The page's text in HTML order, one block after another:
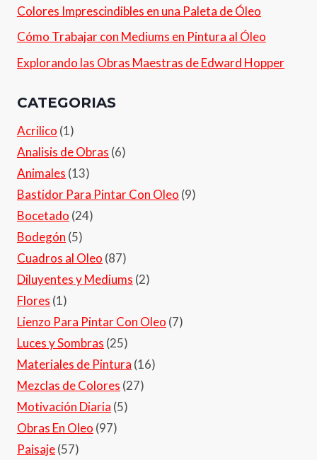
Colores Imprescindibles en una Paleta de Óleo
Cómo Trabajar con Mediums en Pintura al Óleo
Explorando las Obras Maestras de Edward Hopper
CATEGORIAS
Acrilico (1)
Analisis de Obras (6)
Animales (13)
Bastidor Para Pintar Con Oleo (9)
Bocetado (24)
Bodegón (5)
Cuadros al Oleo (87)
Diluyentes y Mediums (2)
Flores (1)
Lienzo Para Pintar Con Oleo (7)
Luces y Sombras (25)
Materiales de Pintura (16)
Mezclas de Colores (27)
Motivación Diaria (5)
Obras En Oleo (97)
Paisaje(57)